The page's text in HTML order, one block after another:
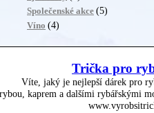
Společenské akce (5)
Víno (4)
Trička pro
Víte, jaký je nejlepší dárek pro
kaprem a dalšími rybářskými